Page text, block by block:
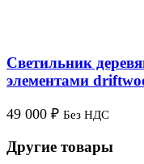
Светильник
элементами
49 000 ₽ Без НДС
Другие товары